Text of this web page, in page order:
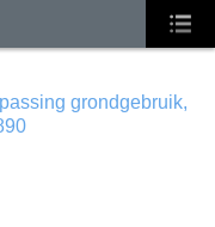
grondgebruik,